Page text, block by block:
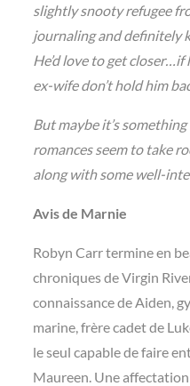
slightly snooty refugee
journaling and definitely
He’d love to get
ex-wife don’t hold him
But maybe it’s
romances seem to take
along with some well-
Avis de Marnie
Robyn Carr termine en
chroniques de Virgin
connaissance de Aiden,
marine, frère cadet de
le seul capable de faire
Maureen. Une